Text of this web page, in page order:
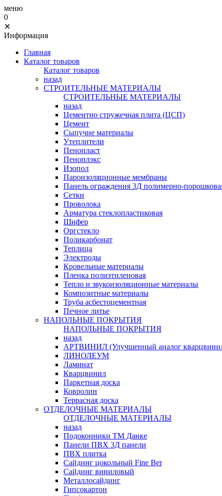
меню
0
✕
Информация
Главная
Каталог товаров
Каталог товаров
назад
СТРОИТЕЛЬНЫЕ МАТЕРИАЛЫ
СТРОИТЕЛЬНЫЕ МАТЕРИАЛЫ
назад
Цементно стружечная плита (ЦСП)
Цемент
Сыпучие материалы
Утеплители
Пенопласт
Пеноплэкс
Изопол
Пароизоляционные мембраны
Панель ограждения 3Д полимерно-
Сетки
Проволока
Арматура стеклопластиковая
Шифер
Оргстекло
Поликарбонат
Теплица
Электроды
Кровельные материалы
Пленка полиэтиленовая
Тепло и звукоизоляционные материалы
Композитные материалы
Труба асбестоцементная
Печное литье
НАПОЛЬНЫЕ ПОКРЫТИЯ
НАПОЛЬНЫЕ ПОКРЫТИЯ
назад
АРТВИНИЛ (Улучшенный аналог
ЛИНОЛЕУМ
Ламинат
Кварцвинил
Паркетная доска
Ковролин
Террасная доска
ОТДЕЛОЧНЫЕ МАТЕРИАЛЫ
ОТДЕЛОЧНЫЕ МАТЕРИАЛЫ
назад
Подоконники ТМ Данке
Панели ПВХ 3Д панели
ПВХ плитка
Сайдинг цокольный Fine Ber
Сайдинг виниловый
Металлосайдинг
Гипсокартон